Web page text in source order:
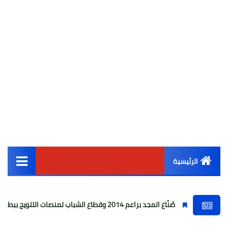
الرئيسية
أخبار مصر
صُنّاع المجد براعم 2014 وقطاع الشباب لمنصات التتويج ببطولة كأس المستقبل العربي